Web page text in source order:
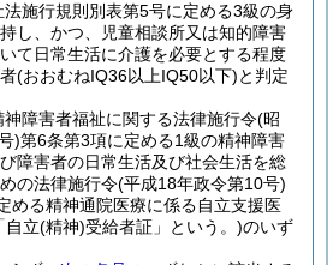
施行規則別表第5号に定める3級の身
し、かつ、児童相談所又は知的障害
て日常生活に介護を必要とする程度
(おおむねIQ36以上IQ50以下)と判定
障害者福祉に関する法律施行令(昭
)第6条第3項に定める1級の精神障害
障害者の日常生活及び社会生活を総
の法律施行令(平成18年政令第10号)
める精神通院医療に係る自立支援医
自立(精神)受給者証」という。)のいず